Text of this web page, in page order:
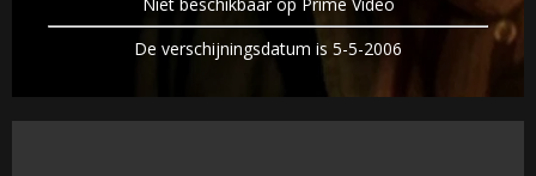
De verschijningsdatum is 5-5-2006